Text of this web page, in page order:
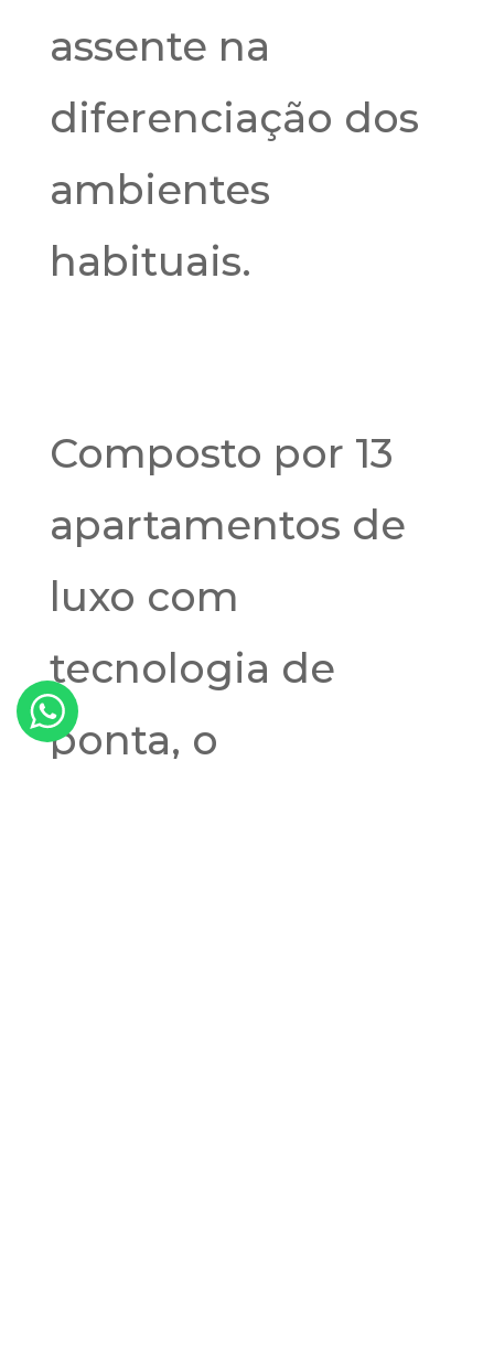
assente na
diferenciação dos
ambientes
habituais.
Composto por 13
apartamentos de
luxo com
tecnologia de
ponta, o